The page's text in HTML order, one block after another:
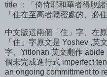
title ：「倚恃耶和華者得脫
「住在至高者隱密處的、必
中文版這兩個「住」字、在
「住」字原文是 Yoshev ,英
字、Yitlonan 英文翻作
個未完成進行式 imperfect
an ongoing committment to